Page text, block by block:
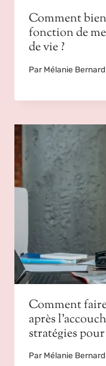
Comment
fonction de
de vie ?
Par Mélanie Bernard
Comment
après
stratégies
Par Mélanie Bernard